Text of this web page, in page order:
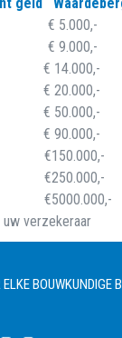
€ 5.000,-
€ 9.000,-
14.000,-
20.000,-
50.000,-
90.000,-
verzekeraar
ELKE BOUWKUNDIGE